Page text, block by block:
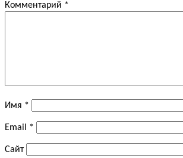
Комментарий *
Имя *
Email *
Сайт